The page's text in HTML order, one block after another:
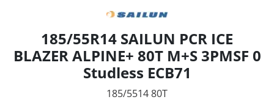
185/55R14 SAILUN PCR ICE
BLAZER ALPINE+ 80T M+S 3PMSF 0
Studless ECB71
185/5514 80T